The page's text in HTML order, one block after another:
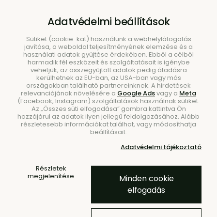
Keresés
Bútorok
Rendezze be otthonát a bunt.sk stílusos és funkcionális
bútoraival, ahol találkozik a skandináv design, a modern
Adatvédelmi beállítások
Sütiket (cookie-kat) használunk a webhelylátogatás
javítása, a weboldal teljesítményének elemzése és a
használati adatok gyűjtése érdekében. Ebből a célból
harmadik fél eszközeit és szolgáltatásait is igénybe
vehetjük, az összegyűjtött adatok pedig átadásra
kerülhetnek az EU-ban, az USA-ban vagy más
országokban található partnereinknek. A hirdetések
relevanciájának növelésére a Google Adsvagy a Meta
(Facebook, Instagram) szolgáltatások használnak sütiket.
Az „Összes süti elfogadása” gombra kattintva Ön
hozzájárul az adatok ilyen jellegű feldolgozásához. Alább
részletesebb információkat találhat, vagy módosíthatja
beállításait.
Adatvédelmi tájékoztató
Részletek
megjelenítése
Minden cookie
elfogadás